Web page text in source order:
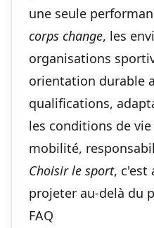
une seule
corps change, les
organisations
orientation durable
qualifications,
les conditions de
mobilité,
Choisir le sport, c'est
projeter au-delà du
FAQ